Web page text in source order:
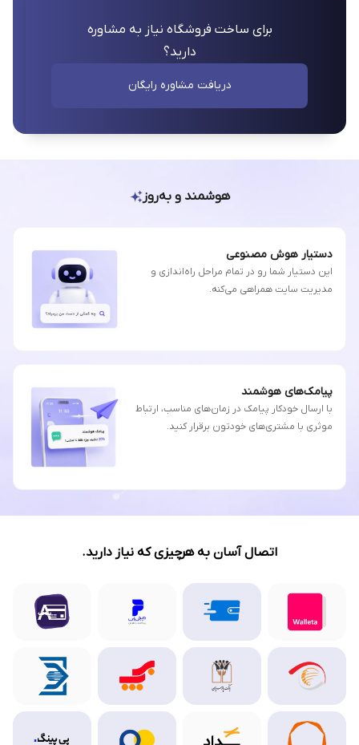
برای ساخت فروشگاه نیاز به مشاوره
دارید؟
دریافت مشاوره رایگان
هوشمند و به‌روز
دستیار هوش مصنوعی
این دستیار شما رو در تمام مراحل راه‌اندازی و
مدیریت سایت همراهی می‌کنه.
پیامک‌های هوشمند
با ارسال خودکار پیامک در زمان‌های مناسب، ارتباط
موثری با مشتری‌های خودتون برقرار کنید.
اتصال آسان به هرچیزی که نیاز دارید.